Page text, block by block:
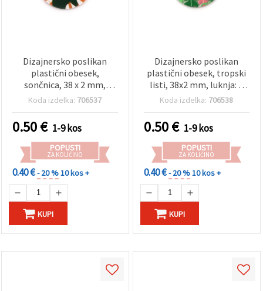
Dizajnersko poslikan
plastični obesek,
sončnica, 38 x 2 mm,
luknja: 1 mm
Koda izdelka: 706537
0.50€ 1-9 kos
POPUSTI
ZA KOLIČINO
0.40 €- 20 %10 kos +
KUPI
Dizajnersko poslikan
plastični obesek, tropski
listi, 38x2 mm, luknja: 1
mm
Koda izdelka: 706538
0.50€ 1-9 kos
POPUSTI
ZA KOLIČINO
0.40 €- 20 %10 kos +
KUPI